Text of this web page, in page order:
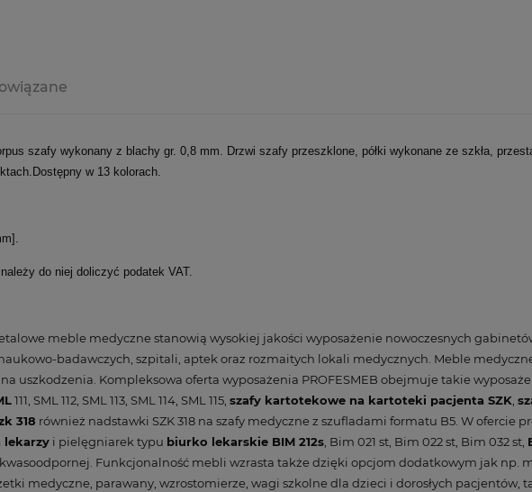
szafy wykonany z blachy gr. 0,8 mm. Drzwi szafy przeszklone, półki wykonane ze szkła,
w 13 kolorach.
do niej doliczyć podatek VAT.
meble medyczne stanowią wysokiej jakości wyposażenie nowoczesnych
badawczych, szpitali, aptek oraz rozmaitych lokali medycznych. Meble
uszkodzenia. Kompleksowa oferta wyposażenia PROFESMEB obejmuje takie
111, SML 112, SML 113, SML 114, SML 115, szafy kartotekowe na kartoteki pacjenta SZK
318 również nadstawki SZK 318 na szafy medyczne z szufladami formatu B5. W
lekarzy i pielęgniarek typu biurko lekarskie BIM 212s , Bim 021 st, Bim 022 st, Bim 032 st,
Funkcjonalność mebli wzrasta także dzięki opcjom dodatkowym jak np.
medyczne, parawany, wzrostomierze, wagi szkolne dla dzieci i dorosłych pacjentów,